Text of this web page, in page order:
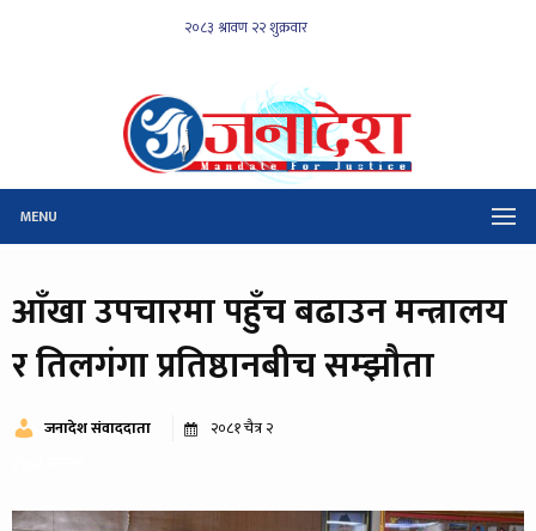
MENU
आँखा उपचारमा पहुँच बढाउन मन्त्रालय
र तिलगंगा प्रतिष्ठानबीच सम्झौता
जनादेश संवाददाता २०८१ चैत्र २